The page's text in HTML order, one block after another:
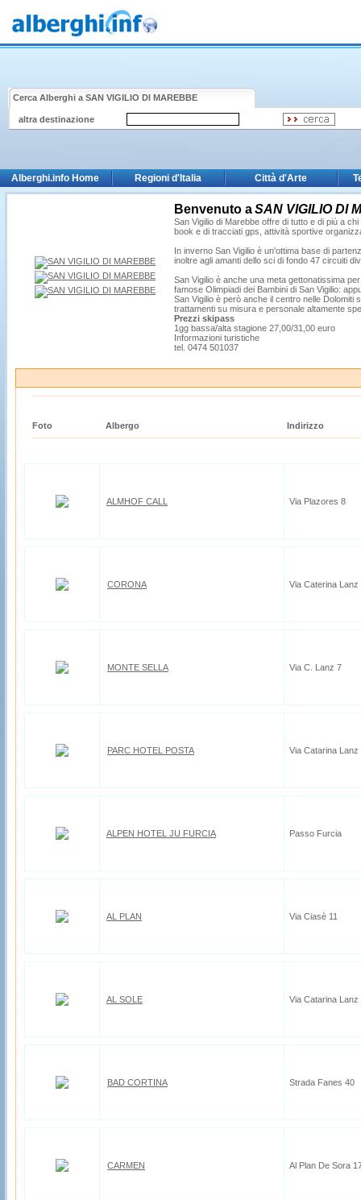
Cerca Alberghi a SAN VIGILIO DI MAREBBE
altra destinazione
Alberghi.info Home Regioni d'Italia Città d'Arte
Benvenuto a SAN VIGILIO DI
San Vigilio di Marebbe offre di tutto e di più a
book e di tracciati gps, attività sportive
In inverno San Vigilio è un'ottima base di
inoltre agli amanti dello sci di fondo 47 circuiti
San Vigilio è anche una meta gettonatissima
famose Olimpiadi dei Bambini di San Vigilio:
San Vigilio è però anche il centro nelle
trattamenti su misura e personale altamente
Prezzi skipass
1gg bassa/alta stagione 27,00/31,00 euro
Informazioni turistiche
tel. 0474 501037
Foto Albergo Indirizzo
ALMHOF CALL Via Plazores 8
CORONA Via Caterina Lanz
MONTE SELLA Via C. Lanz 7
PARC HOTEL POSTA Via Catarina Lanz
ALPEN HOTEL JU FURCIA Passo Furcia
AL PLAN Via Ciasè 11
AL SOLE Via Catarina Lanz
BAD CORTINA Strada Fanes 40
CARMEN Al Plan De Sora